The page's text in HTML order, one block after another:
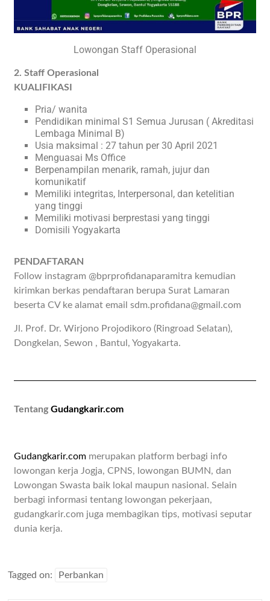
Lowongan Staff Operasional
2. Staff Operasional
KUALIFIKASI
Pria/ wanita
Pendidikan minimal S1 Semua Jurusan ( Akreditasi
Lembaga Minimal B)
Usia maksimal : 27 tahun per 30 April 2021
Menguasai Ms Office
Berpenampilan menarik, ramah, jujur dan
komunikatif
Memiliki integritas, Interpersonal, dan ketelitian
yang tinggi
Memiliki motivasi berprestasi yang tinggi
Domisili Yogyakarta
PENDAFTARAN
Follow instagram @bprprofidanaparamitra kemudian
kirimkan berkas pendaftaran berupa Surat Lamaran
beserta CV ke alamat email sdm.profidana@gmail.com
Jl. Prof. Dr. Wirjono Projodikoro (Ringroad Selatan),
Dongkelan, Sewon , Bantul, Yogyakarta.
TentangGudangkarir.com
Gudangkarir.com merupakan platform berbagi info
lowongan kerja Jogja, CPNS, lowongan BUMN, dan
Lowongan Swasta baik lokal maupun nasional. Selain
berbagi informasi tentang lowongan pekerjaan,
gudangkarir.com juga membagikan tips, motivasi seputar
dunia kerja.
Tagged on: Perbankan